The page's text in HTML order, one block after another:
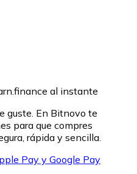
al instante
guste. En Bitnovo te
para que compres
rápida y sencilla.
Pay y Google Pay